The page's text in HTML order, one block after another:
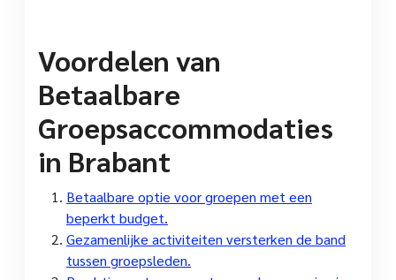
Voordelen van
Betaalbare
Groepsaccommodaties
in Brabant
Betaalbare optie voor groepen met een
beperkt budget.
Gezamenlijke activiteiten versterken de band
tussen groepsleden.